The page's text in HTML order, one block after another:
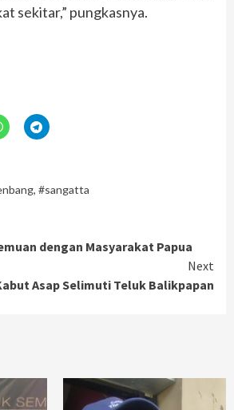
sekitar,” pungkasnya.
, #sangatta
dengan Masyarakat Papua
Next
Asap Selimuti Teluk Balikpapan